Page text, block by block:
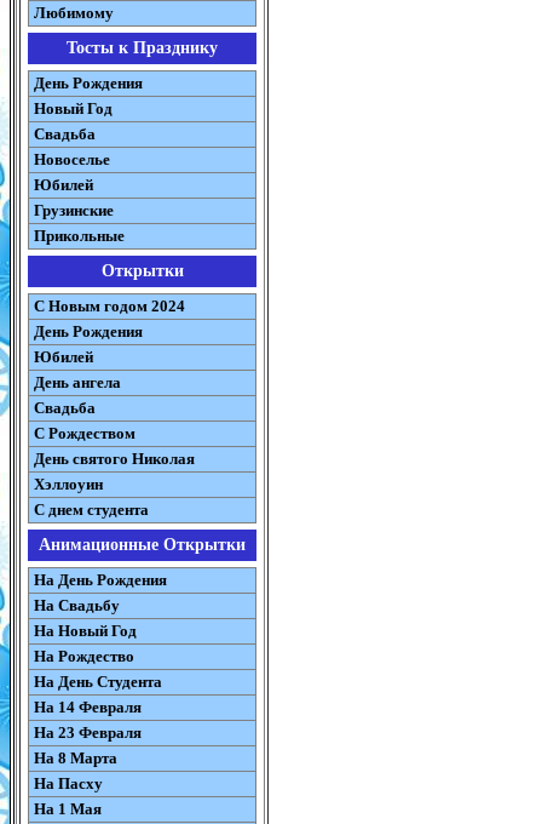
Любимому
Тосты к Празднику
День Рождения
Новый Год
Свадьба
Новоселье
Юбилей
Грузинские
Прикольные
Открытки
С Новым годом 2024
День Рождения
Юбилей
День ангела
Свадьба
С Рождеством
День святого Николая
Хэллоуин
С днем студента
Анимационные Открытки
На День Рождения
На Свадьбу
На Новый Год
На Рождество
На День Студента
На 14 Февраля
На 23 Февраля
На 8 Марта
На Пасху
На 1 Мая